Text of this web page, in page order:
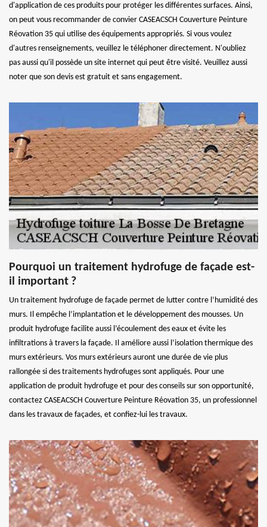
d'application de ces produits pour protéger les différentes surfaces. Ainsi,
on peut vous recommander de convier CASEACSCH Couverture Peinture
Réovation 35 qui utilise des équipements appropriés. Si vous voulez
d'autres renseignements, veuillez le téléphoner directement. N'oubliez
pas aussi qu'il possède un site internet qui peut être visité. Veuillez aussi
noter que son devis est gratuit et sans engagement.
Pourquoi un traitement hydrofuge de façade est-
il important ?
Un traitement hydrofuge de façade permet de lutter contre l’humidité des
murs. Il empêche l’implantation et le développement des mousses. Un
produit hydrofuge facilite aussi l’écoulement des eaux et évite les
infiltrations à travers la façade. Il améliore aussi l’isolation thermique des
murs extérieurs. Vos murs extérieurs auront une durée de vie plus
rallongée si des traitements hydrofuges sont appliqués. Pour une
application de produit hydrofuge et pour des conseils sur son opportunité,
contactez CASEACSCH Couverture Peinture Réovation 35, un professionnel
dans les travaux de façades, et confiez-lui les travaux.